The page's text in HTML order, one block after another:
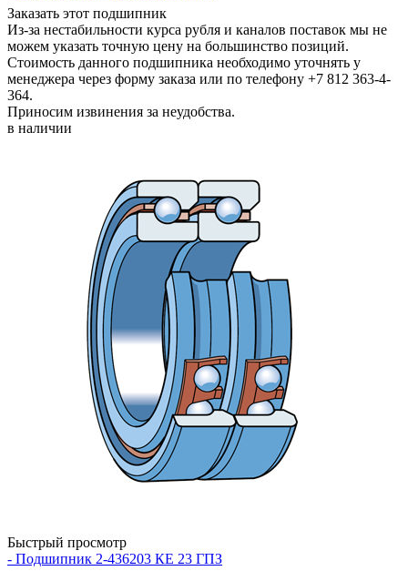
Заказать этот подшипник
Из-за нестабильности курса рубля и каналов поставок мы не
можем указать точную цену на большинство позиций.
Стоимость данного подшипника необходимо уточнять у
менеджера через форму заказа или по телефону +7 812 363-4-
364.
Приносим извинения за неудобства.
в наличии
Быстрый просмотр
- Подшипник 2-436203 КЕ 23 ГПЗ